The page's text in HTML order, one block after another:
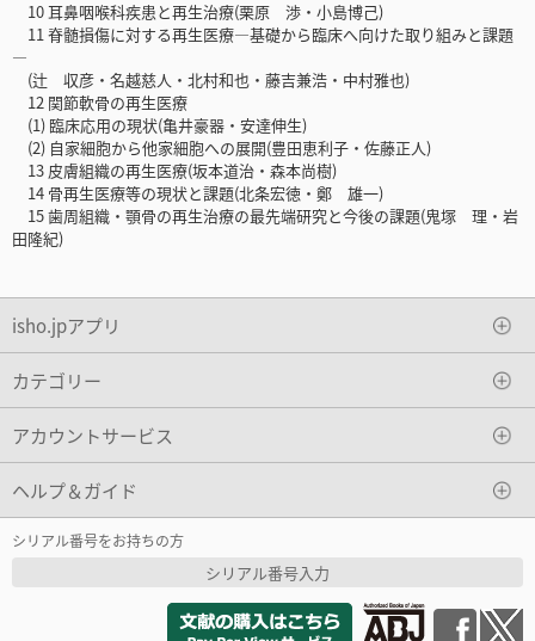
10 耳鼻咽喉科疾患と再生治療(栗原 渉・小島博己)
11 脊髄損傷に対する再生医療―基礎から臨床へ向けた取り組みと課題
―
(辻 収彦・名越慈人・北村和也・藤吉兼浩・中村雅也)
12 関節軟骨の再生医療
(1) 臨床応用の現状(亀井豪器・安達伸生)
(2) 自家細胞から他家細胞への展開(豊田恵利子・佐藤正人)
13 皮膚組織の再生医療(坂本道治・森本尚樹)
14 骨再生医療等の現状と課題(北条宏徳・鄭 雄一)
15 歯周組織・顎骨の再生治療の最先端研究と今後の課題(鬼塚 理・岩
田隆紀)
isho.jpアプリ
カテゴリー
アカウントサービス
ヘルプ＆ガイド
シリアル番号をお持ちの方
シリアル番号入力